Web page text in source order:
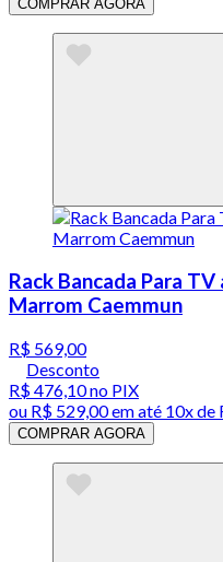
COMPRAR AGORA
Rack Bancada Para
Marrom Caemmun
R$ 569,00
Desconto
R$ 476,10no PIX
ou R$ 529,00em até 10x de
COMPRAR AGORA